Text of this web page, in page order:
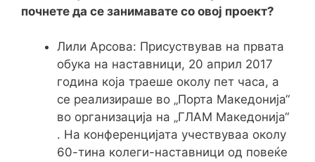
почнете да се занимавате со овој проект?
Лили Арсова: Присуствував на првата
обука на наставници, 20 април 2017
година која траеше околу пет часа, а
се реализираше во „Порта Македонија“
во организација на „ГЛАМ Македонија“
. На конференцијата учествуваа околу
60-тина колеги-наставници од повеќе